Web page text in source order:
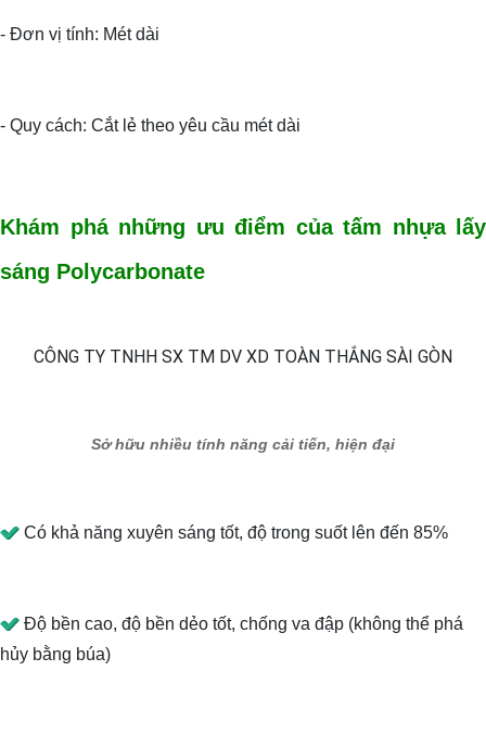
- Đơn vị tính: Mét dài
- Quy cách: Cắt lẻ theo yêu cầu mét dài
Khám phá những ưu điểm của tấm nhựa lấy
sáng Polycarbonate
Sở hữu nhiều tính năng cải tiến, hiện đại
Có khả năng xuyên sáng tốt, độ trong suốt lên đến 85%
Độ bền cao, độ bền dẻo tốt, chống va đập (không thể phá
hủy bằng búa)